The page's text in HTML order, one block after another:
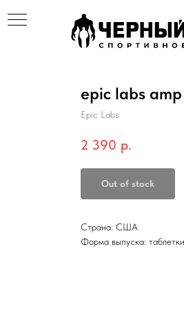
epic labs
Epic Labs
2 390 р.
Out of stock
Страна: США
Форма выпуска: таблетки